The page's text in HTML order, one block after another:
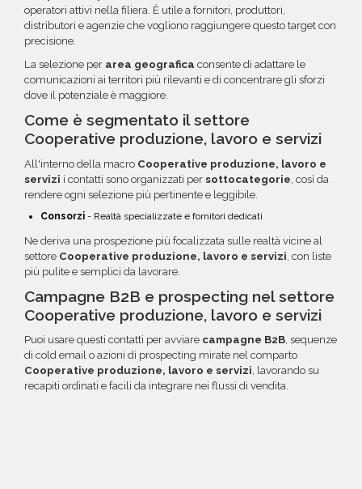
operatori attivi nella filiera. È utile a fornitori, produttori,
distributori e agenzie che vogliono raggiungere questo target con
precisione.
La selezione per area geografica consente di adattare le
comunicazioni ai territori più rilevanti e di concentrare gli sforzi
dove il potenziale è maggiore.
Come è segmentato il settore
Cooperative produzione, lavoro e servizi
All'interno della macro Cooperative produzione, lavoro e
servizi i contatti sono organizzati per sottocategorie , così da
rendere ogni selezione più pertinente e leggibile.
Consorzi - Realtà specializzate e fornitori dedicati
Ne deriva una prospezione più focalizzata sulle realtà vicine al
settore Cooperative produzione, lavoro e servizi , con liste
più pulite e semplici da lavorare.
Campagne B2B e prospecting nel settore
Cooperative produzione, lavoro e servizi
Puoi usare questi contatti per avviare campagne B2B, sequenze
di cold email o azioni di prospecting mirate nel comparto
Cooperative produzione, lavoro e servizi, lavorando su
recapiti ordinati e facili da integrare nei flussi di vendita.